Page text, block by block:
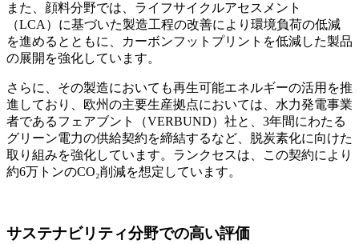
また、顔料分野では、ライフサイクルアセスメント
（LCA ）に基づいた製造工程の改善により環境負荷の低減
を進めるとともに、カーボンフットプリントを低減した製品
の展開を強化しています。
さらに、その製造においても再生可能エネルギーの活用を推
進しており、欧州の主要生産拠点においては、水力発電事業
者であるフェアブント（VERBUND）社と、 3年間にわたる
グリーン電力の供給契約を締結するなど、 脱炭素化に向けた
取り組みを強化しています。 ランクセスは、この契約により
約6万トンのCO₂削減を想定しています。
サステナビリティ分野での高い評価